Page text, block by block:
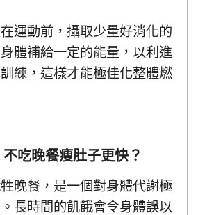
運動前，攝取少量好消化的
身體補給一定的能量，以利進
練，這樣才能極佳化整體燃
吃晚餐瘦肚子更快？
晚餐，是一個對身體代謝極
長時間的飢餓會令身體誤以